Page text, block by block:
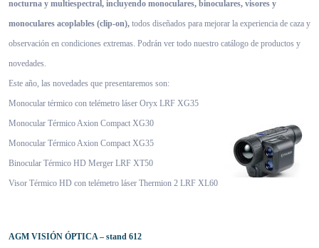
nocturna y multiespectral, incluyendo monoculares, binoculares, visores y
monoculares acoplables (clip-on), todos diseñados para mejorar la experiencia de caza y
observación en condiciones extremas. Podrán ver todo nuestro catálogo de productos y
novedades.
Este año, las novedades que presentaremos son:
Monocular térmico con telémetro láser Oryx LRF XG35
Monocular Térmico Axion Compact XG30
Monocular Térmico Axion Compact XG35
Binocular Térmico HD Merger LRF XT50
Visor Térmico HD con telémetro láser Thermion 2 LRF XL60
AGM VISIÓN ÓPTICA – stand 612